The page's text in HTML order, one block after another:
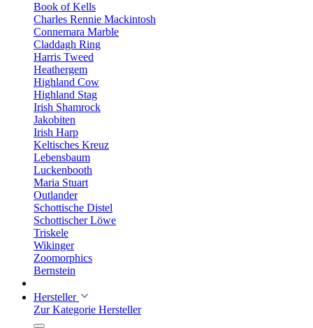
Book of Kells
Charles Rennie Mackintosh
Connemara Marble
Claddagh Ring
Harris Tweed
Heathergem
Highland Cow
Highland Stag
Irish Shamrock
Jakobiten
Irish Harp
Keltisches Kreuz
Lebensbaum
Luckenbooth
Maria Stuart
Outlander
Schottische Distel
Schottischer Löwe
Triskele
Wikinger
Zoomorphics
Bernstein
Hersteller
Zur Kategorie Hersteller